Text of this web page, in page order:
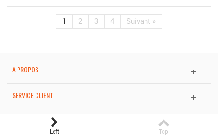
1 2 3 4 Suivant »
A PROPOS
SERVICE CLIENT
Left Top